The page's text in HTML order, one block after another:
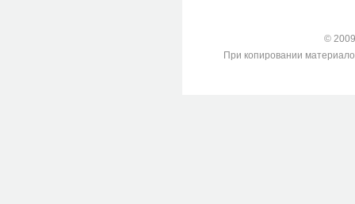
©
При копировании